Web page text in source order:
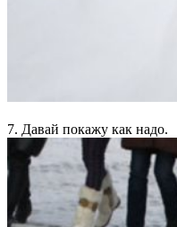
7. Давай покажу как надо.